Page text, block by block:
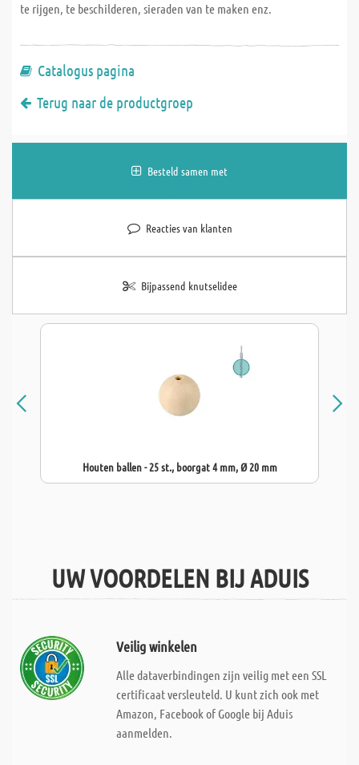
te rijgen, te beschilderen, sieraden van te maken enz.
Catalogus pagina
Terug naar de productgroep
Besteld samen met
Reacties van klanten
Bijpassend knutselidee
Houten ballen - 25 st., boorgat 4 mm, Ø 20 mm
UW VOORDELEN BIJ ADUIS
Veilig winkelen
Alle dataverbindingen zijn veilig met een SSL
certificaat versleuteld. U kunt zich ook met
Amazon, Facebook of Google bij Aduis
aanmelden.